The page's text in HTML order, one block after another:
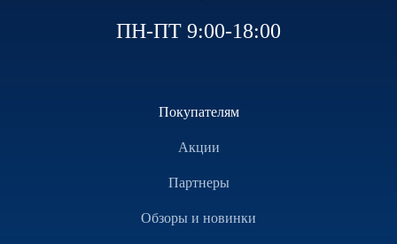
ПН-ПТ 9:00-18:00
Покупателям
Акции
Партнеры
Обзоры и новинки